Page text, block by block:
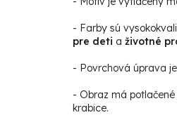
- Farby sú
pre deti a životné
- Povrchová úprava
- Obraz má
krabice.